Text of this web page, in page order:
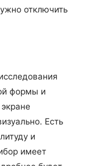
отключить
формы и
Есть
и
имеет